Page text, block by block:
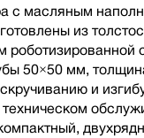
с масляным
из
роботизированной
50×50 мм,
и